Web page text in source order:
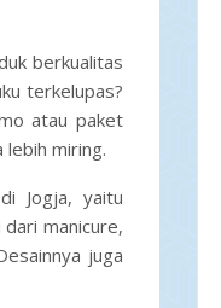
berkualitas
terkelupas?
atau paket
lebih miring.
di Jogja, yaitu
manicure,
juga